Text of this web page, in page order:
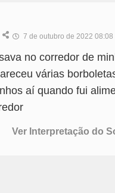
7 de outubro de 2022 08:08
no corredor de
várias
aí quando fui
Ver Interpretação do